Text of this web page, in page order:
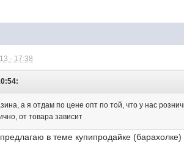
- 17:38
а я отдам по цене опт по той, что у нас
от товара зависит
в теме купипродайке